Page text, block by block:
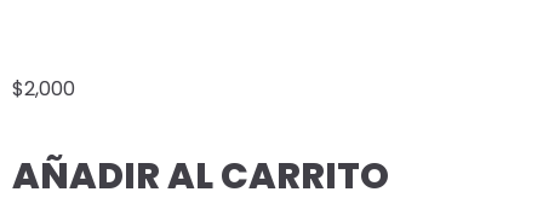
$2,000
AÑADIR AL CARRITO